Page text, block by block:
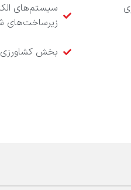
سیستم‌های
زیرساخت‌های
بخش کشاورزی